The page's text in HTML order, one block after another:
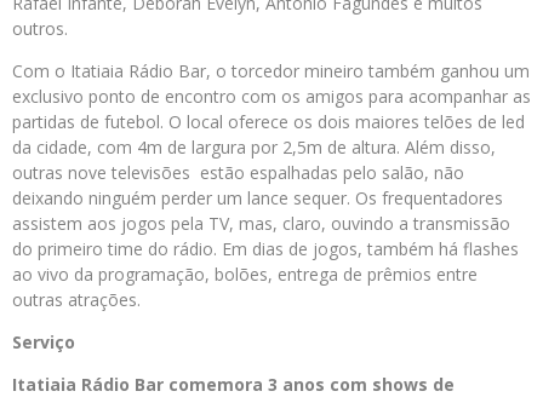
outros.
Com o Itatiaia Rádio Bar, o torcedor mineiro também ganhou um
exclusivo ponto de encontro com os amigos para acompanhar as
partidas de futebol. O local oferece os dois maiores telões de led
da cidade, com 4m de largura por 2,5m de altura. Além disso,
outras nove televisões estão espalhadas pelo salão, não
deixando ninguém perder um lance sequer. Os frequentadores
assistem aos jogos pela TV, mas, claro, ouvindo a transmissão
do primeiro time do rádio. Em dias de jogos, também há flashes
ao vivo da programação, bolões, entrega de prêmios entre
outras atrações.
Serviço
Itatiaia Rádio Bar comemora 3 anos com shows de